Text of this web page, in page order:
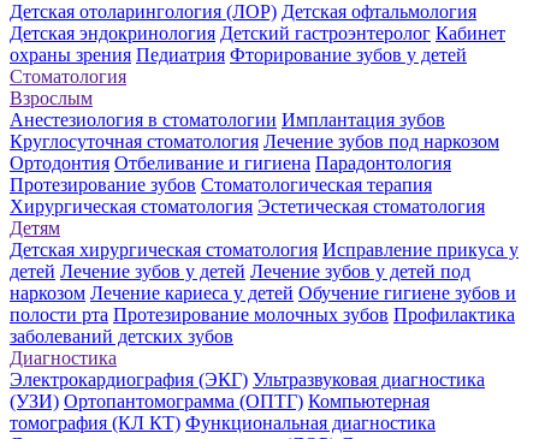
Детская отоларингология (ЛОР) Детская офтальмология
Детская эндокринология Детский гастроэнтеролог Кабинет
охраны зрения Педиатрия Фторирование зубов у детей
Стоматология
Взрослым
Анестезиология в стоматологии Имплантация зубов
Круглосуточная стоматология Лечение зубов под наркозом
Ортодонтия Отбеливание и гигиена Парадонтология
Протезирование зубов Стоматологическая терапия
Хирургическая стоматология Эстетическая стоматология
Детям
Детская хирургическая стоматология Исправление прикуса у
детей Лечение зубов у детей Лечение зубов у детей под
наркозом Лечение кариеса у детей Обучение гигиене зубов и
полости рта Протезирование молочных зубов Профилактика
заболеваний детских зубов
Диагностика
Электрокардиография (ЭКГ) Ультразвуковая диагностика
(УЗИ) Ортопантомограмма (ОПТГ) Компьютерная
томография (КЛ КТ) Функциональная диагностика